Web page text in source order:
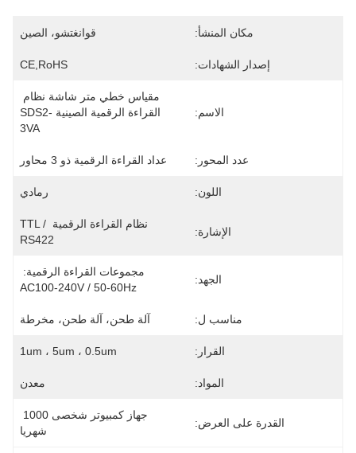
مكان المنشأ: قوانغتشو، الصين
إصدار الشهادات: CE,RoHS
الاسم:
القراءة الرقمية الصينية SDS2-
3VA
عدد المحور: عداد القراءة الرقمية ذو 3 محاور
اللون: رمادي
الإشارة:
نظام القراءة الرقمية TTL /
RS422
الجهد:
AC100-240V / 50-60Hz
مناسب ل: آلة طحن، آلة طحن، مخرطة
القرار: 1um ، 5um ، 0.5um
المواد: معدن
القدرة على العرض:
شهريا